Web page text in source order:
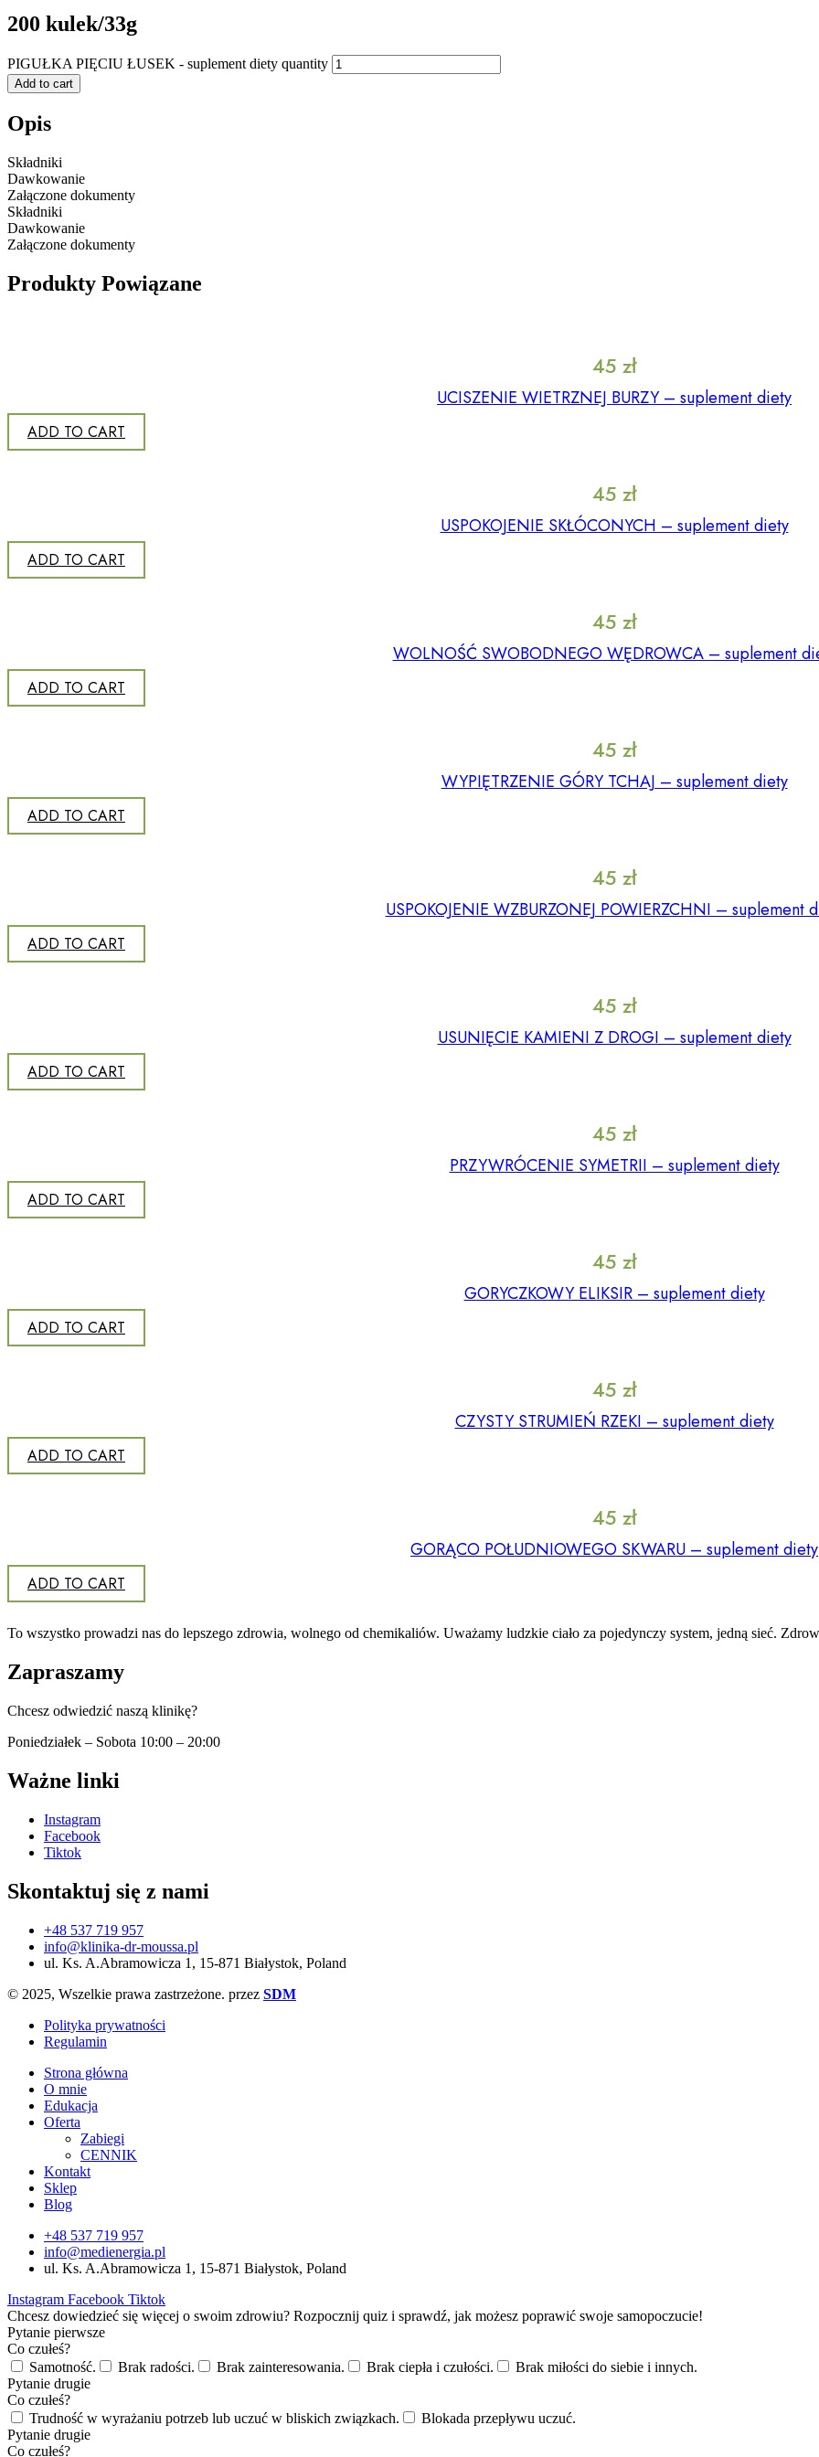
200 kulek/33g
PIGUŁKA PIĘCIU ŁUSEK - suplement diety quantity
Add to cart
Opis
Składniki
Dawkowanie
Załączone dokumenty
Składniki
Dawkowanie
Załączone dokumenty
Produkty Powiązane
45 zł
UCISZENIE WIETRZNEJ BURZY – suplement diety
ADD TO CART
45 zł
USPOKOJENIE SKŁÓCONYCH – suplement diety
ADD TO CART
45 zł
WOLNOŚĆ SWOBODNEGO WĘDROWCA – suplement
ADD TO CART
45 zł
WYPIĘTRZENIE GÓRY TCHAJ – suplement diety
ADD TO CART
45 zł
USPOKOJENIE WZBURZONEJ POWIERZCHNI – suplement
ADD TO CART
45 zł
USUNIĘCIE KAMIENI Z DROGI – suplement diety
ADD TO CART
45 zł
PRZYWRÓCENIE SYMETRII – suplement diety
ADD TO CART
45 zł
GORYCZKOWY ELIKSIR – suplement diety
ADD TO CART
45 zł
CZYSTY STRUMIEŃ RZEKI – suplement diety
ADD TO CART
45 zł
GORĄCO POŁUDNIOWEGO SKWARU – suplement diety
ADD TO CART
To wszystko prowadzi nas do lepszego zdrowia, wolnego od chemikaliów. Uważamy ludzkie ciało za pojedynczy system, jedną sieć.
Zapraszamy
Chcesz odwiedzić naszą klinikę?
Poniedziałek – Sobota 10:00 – 20:00
Ważne linki
Instagram
Facebook
Tiktok
Skontaktuj się z nami
+48 537 719 957
info@klinika-dr-moussa.pl
ul. Ks. A.Abramowicza 1, 15-871 Białystok, Poland
© 2025, Wszelkie prawa zastrzeżone. przez SDM
Polityka prywatności
Regulamin
Strona główna
O mnie
Edukacja
Oferta
Zabiegi
CENNIK
Kontakt
Sklep
Blog
+48 537 719 957
info@medienergia.pl
ul. Ks. A.Abramowicza 1, 15-871 Białystok, Poland
Instagram Facebook Tiktok
Chcesz dowiedzieć się więcej o swoim zdrowiu? Rozpocznij quiz i sprawdź, jak możesz poprawić swoje samopoczucie!
Pytanie pierwsze
Co czułeś?
Samotność.
Brak radości. Brak zainteresowania. Brak ciepła i czułości.
Brak miłości do siebie i innych.
Pytanie drugie
Co czułeś?
Trudność w wyrażaniu potrzeb lub uczuć w bliskich związkach.
Blokada przepływu uczuć.
Pytanie drugie
Co czułeś?